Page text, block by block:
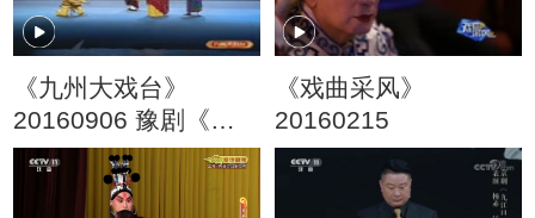
《九州大戏台》
20160906 豫剧《孙
悟空三打白骨精》
《戏曲采风》
20160215